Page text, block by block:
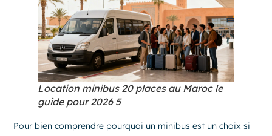
Location minibus 20 places au Maroc le
guide pour 2026 5
Pour bien comprendre pourquoi un minibus est un choix si